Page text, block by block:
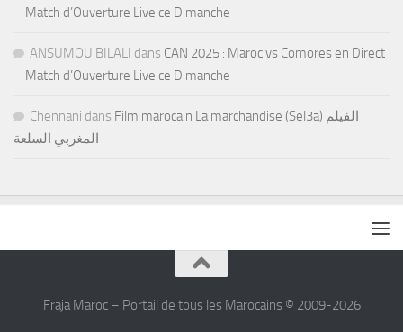
– Match d’Ouverture Live ce Dimanche
ANSUMOU BILALI dans CAN 2025 : Maroc vs Comores en Direct
– Match d’Ouverture Live ce Dimanche
Chennani dans Film marocain La marchandise (Sel3a) الفيلم
المغربي السلعة
Fraja Maroc – Portail de tous les Marocains © 2009-2026